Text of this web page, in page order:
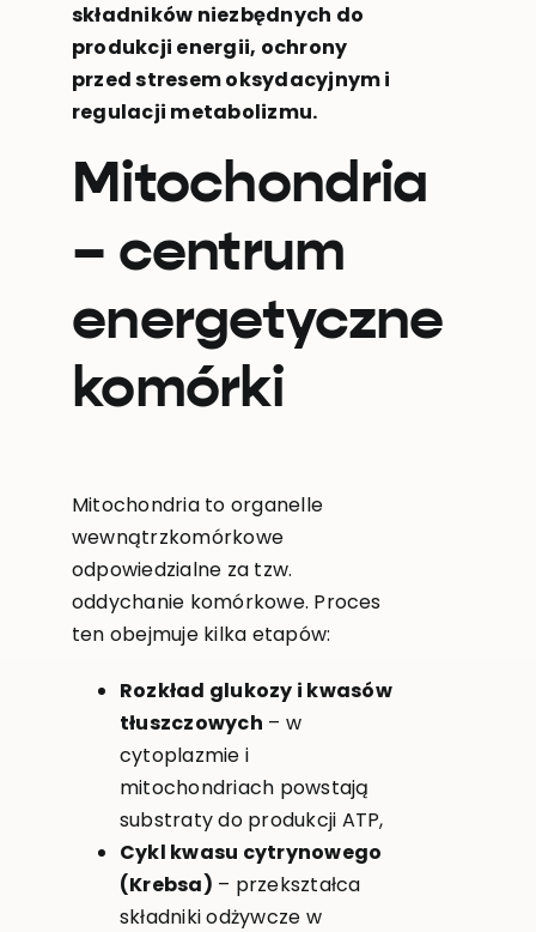
składników niezbędnych do
produkcji energii, ochrony
przed stresem oksydacyjnym i
regulacji metabolizmu.
Mitochondria
– centrum
energetyczne
komórki
Mitochondria to organelle
wewnątrzkomórkowe
odpowiedzialne za tzw.
oddychanie komórkowe. Proces
ten obejmuje kilka etapów:
Rozkład glukozy i kwasów
tłuszczowych – w
cytoplazmie i
mitochondriach powstają
substraty do produkcji ATP,
Cykl kwasu cytrynowego
(Krebsa) – przekształca
składniki odżywcze w